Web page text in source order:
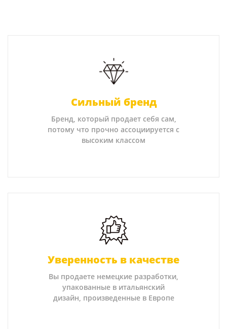
Сильный бренд
Бренд, который продает себя сам,
потому что прочно ассоциируется с
высоким классом
Уверенность в качестве
Вы продаете немецкие разработки,
упакованные в итальянский
дизайн, произведенные в Европе